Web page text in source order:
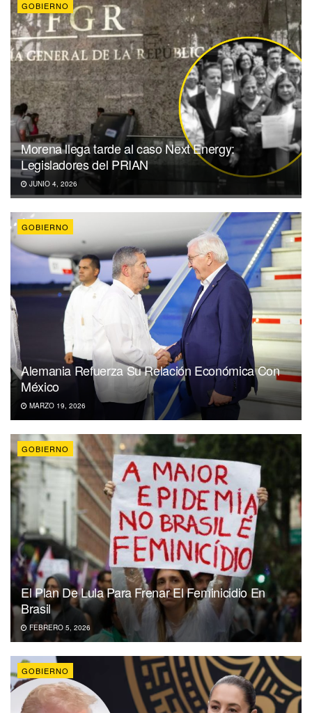
GOBIERNO
Morena llega tarde al caso Next Energy:
Legisladores del PRIAN
JUNIO 4, 2026
GOBIERNO
Alemania Refuerza Su Relación Económica Con
México
MARZO 19, 2026
GOBIERNO
El Plan De Lula Para Frenar El Feminicidio En
Brasil
FEBRERO 5, 2026
GOBIERNO